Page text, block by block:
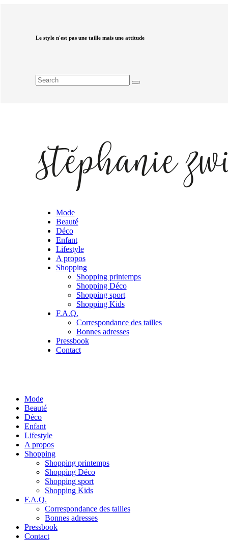
Le style n'est pas une taille mais une attitude
Mode
Beauté
Déco
Enfant
Lifestyle
A propos
Shopping
Shopping printemps
Shopping Déco
Shopping sport
Shopping Kids
F.A.Q.
Correspondance des tailles
Bonnes adresses
Pressbook
Contact
Mode
Beauté
Déco
Enfant
Lifestyle
A propos
Shopping
Shopping printemps
Shopping Déco
Shopping sport
Shopping Kids
F.A.Q.
Correspondance des tailles
Bonnes adresses
Pressbook
Contact